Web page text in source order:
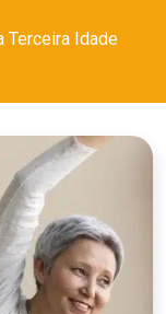
Terceira Idade